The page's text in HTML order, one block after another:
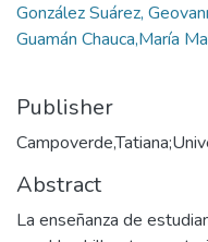
González Suárez,
Guamán Chauca,María
Publisher
Abstract
La enseñanza de